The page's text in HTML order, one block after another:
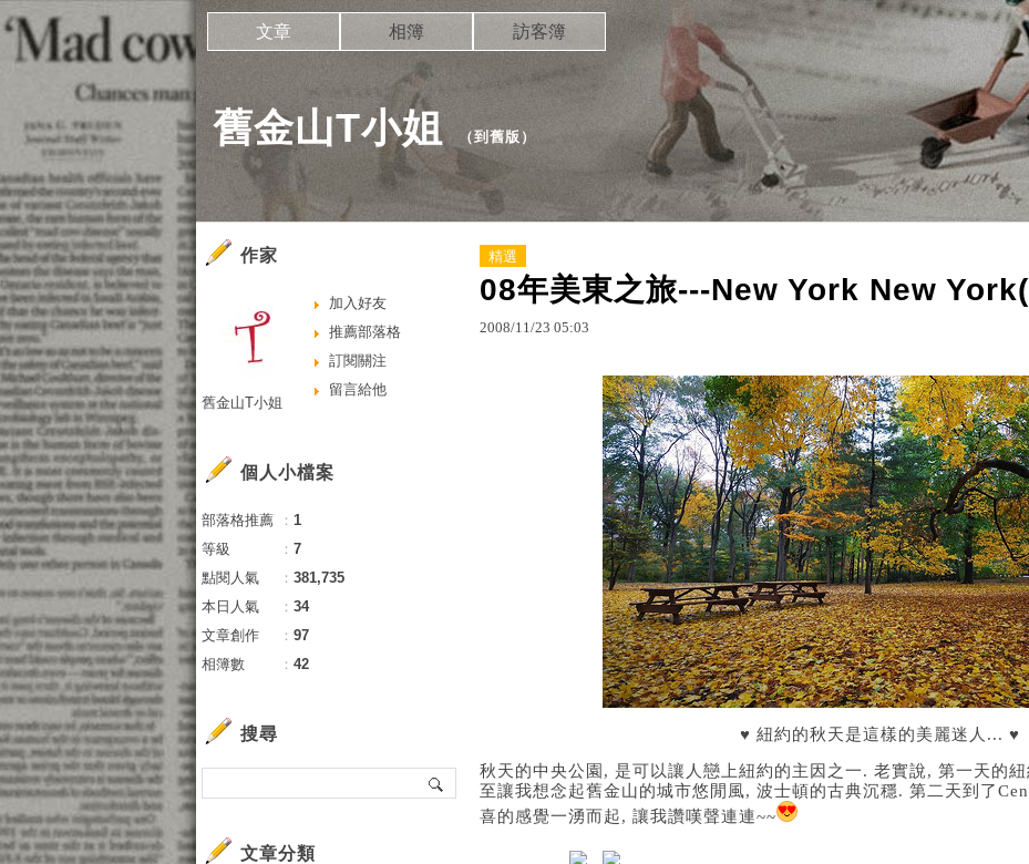
舊金山T小姐 （到舊版 ）
文章 相簿 訪客簿
精選
08年美東之旅---New York New
2008/11/23 05:03
♥ 紐約的秋天是這樣的美麗迷人... ♥
秋天的中央公園, 是可以讓人戀上紐約的主因之一. 老實說, 第一天的
至讓我想念起舊金山的城市悠閒風, 波士頓的古典沉穩. 第二天到了
喜的感覺一湧而起, 讓我讚嘆聲連連~~
作家
加入好友
推薦部落格
訂閱關注
留言給他
舊金山T小姐
個人小檔案
部落格推薦 ： 1
等級
： 7
點閱人氣
： 381,735
本日人氣
： 34
文章創作
： 97
相簿數
： 42
搜尋
文章分類